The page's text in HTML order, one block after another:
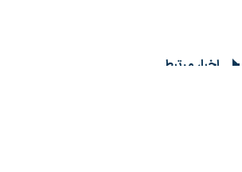
اخبار مرتبط